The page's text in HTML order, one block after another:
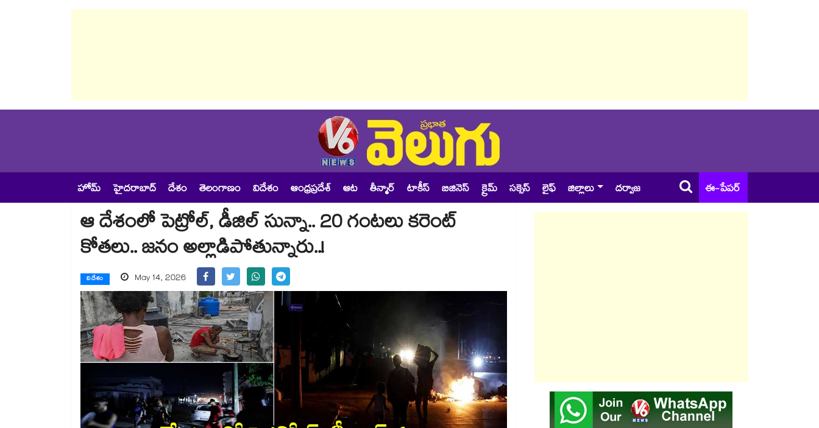
హోమ్ హైదరాబాద్ దేశం తెలంగాణం విదేశం ఆంధ్రప్రదేశ్ ఆట తీన్మార్ టాకీస్ బిజినెస్ క్రైమ్ సక్సెస్ లైఫ్ జిల్లాలు దర్వాజ ఈ-పేపర్
ఆ దేశంలో పెట్రోల్, డీజిల్ సున్నా.. 20 గంటలు కరెంట్
కోతలు.. జనం అల్లాడిపోతున్నారు..!
విదేశం May 14, 2026